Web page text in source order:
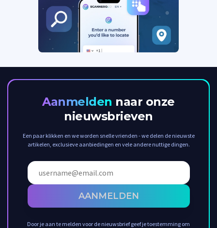
Aanmelden naar onze
nieuwsbrieven
Een paar klikken en we worden snelle vrienden - we delen de nieuwste
artikelen, exclusieve aanbiedingen en vele andere nuttige dingen.
AANMELDEN
Door je aan te melden voor de nieuwsbrief geef je toestemming om